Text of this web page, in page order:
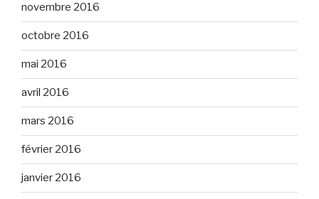
novembre 2016
octobre 2016
mai 2016
avril 2016
mars 2016
février 2016
janvier 2016